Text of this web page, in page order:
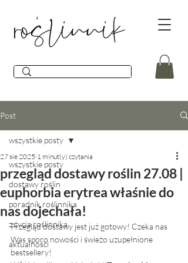
Post
wszystkie posty
dostawy roślin
poradnik roślinnika
z życia roślinnika
aktualności
wszystkie posty
przegląd dostawy roślin 27.08 |
euphorbia erytrea właśnie do
nas dojechała!
27 sie 2025 1 minut(y) czytania
Przegląd dostawy jest już gotowy! Czeka nas
Was sporo nowości i świeżo uzupełnione
bestsellery!